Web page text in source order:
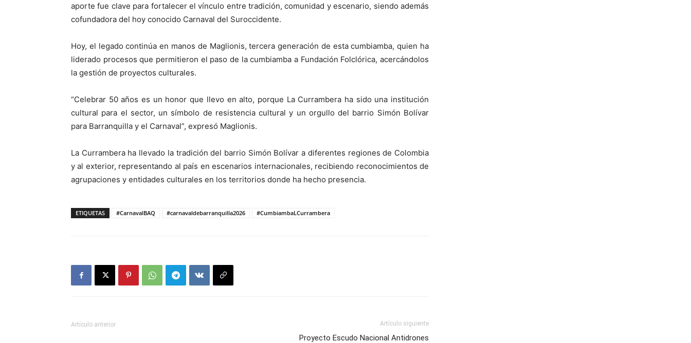
aporte fue clave para fortalecer el vínculo entre tradición, comunidad y escenario, siendo además
cofundadora del hoy conocido Carnaval del Suroccidente.
Hoy, el legado continúa en manos de Maglionis, tercera generación de esta cumbiamba, quien ha
liderado procesos que permitieron el paso de la cumbiamba a Fundación Folclórica, acercándolos
la gestión de proyectos culturales.
“Celebrar 50 años es un honor que llevo en alto, porque La Currambera ha sido una institución
cultural para el sector, un símbolo de resistencia cultural y un orgullo del barrio Simón Bolívar
para Barranquilla y el Carnaval”, expresó Maglionis.
La Currambera ha llevado la tradición del barrio Simón Bolívar a diferentes regiones de Colombia
y al exterior, representando al país en escenarios internacionales, recibiendo reconocimientos de
agrupaciones y entidades culturales en los territorios donde ha hecho presencia.
ETIQUETAS #CarnavalBAQ #carnavaldebarranquilla2026 #CumbiambaLCurrambera
Artículo anterior Artículo siguiente
Proyecto Escudo Nacional Antidrones